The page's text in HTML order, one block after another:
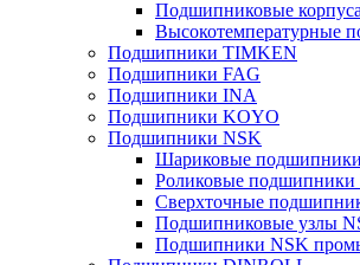
Подшипниковые
Высокотемпературные
Подшипники TIMKEN
Подшипники FAG
Подшипники INA
Подшипники KOYO
Подшипники NSK
Шариковые
Роликовые подшипники
Сверхточные
Подшипниковые узлы
Подшипники NSK